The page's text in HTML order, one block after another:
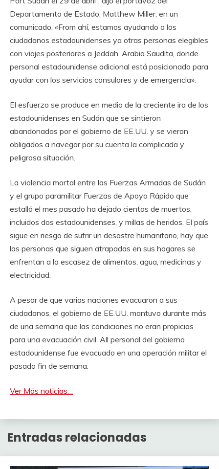
Departamento de Estado, Matthew Miller, en un
comunicado. «From ahí, estamos ayudando a los
ciudadanos estadounidenses ya otras personas elegibles
con viajes posteriores a Jeddah, Arabia Saudita, donde
personal estadounidense adicional está posicionado para
ayudar con los servicios consulares y de emergencia».
El esfuerzo se produce en medio de la creciente ira de los
estadounidenses en Sudán que se sintieron
abandonados por el gobierno de EE.UU. y se vieron
obligados a navegar por su cuenta la complicada y
peligrosa situación.
La violencia mortal entre las Fuerzas Armadas de Sudán
y el grupo paramilitar Fuerzas de Apoyo Rápido que
estalló el mes pasado ha dejado cientos de muertos,
incluidos dos estadounidenses, y millas de heridos. El país
sigue en riesgo de sufrir un desastre humanitario, hay que
las personas que siguen atrapadas en sus hogares se
enfrentan a la escasez de alimentos, agua, medicinas y
electricidad.
A pesar de que varias naciones evacuaron a sus
ciudadanos, el gobierno de EE.UU. mantuvo durante más
de una semana que las condiciones no eran propicias
para una evacuación civil. All personal del gobierno
estadounidense fue evacuado en una operación militar el
pasado fin de semana.
Ver Más noticias…
Entradas relacionadas